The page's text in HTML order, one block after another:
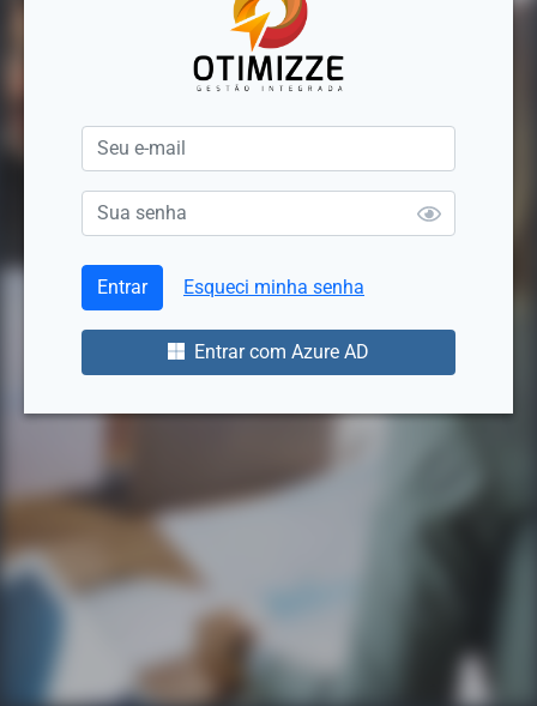
Entrar Esqueci minha senha
Entrar com Azure AD